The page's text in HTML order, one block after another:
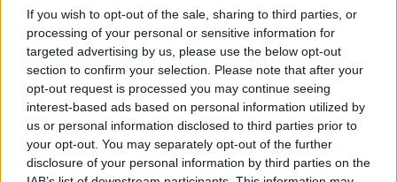
If you wish to opt-out of the sale, sharing to third parties, or
processing of your personal or sensitive information for
targeted advertising by us, please use the below opt-out
section to confirm your selection. Please note that after your
opt-out request is processed you may continue seeing
interest-based ads based on personal information utilized by
us or personal information disclosed to third parties prior to
your opt-out. You may separately opt-out of the further
disclosure of your personal information by third parties on the
sätt får du full koll på läget i campingvärlden med både
tester, trender och restips.
Du som är prenumerant på nyhetsbrevet får veckans
artiklar, reportage och nyheter levererade direkt till din
inbox. Självklart är nyhetsbrevet gratis.
Nyhetsbrevet skickas ut två dagar i veckan.